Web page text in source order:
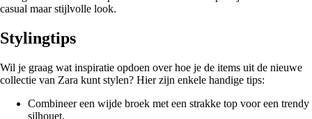
casual maar stijlvolle look.
Stylingtips
Wil je graag wat inspiratie opdoen over hoe je de items uit de nieuwe
collectie van Zara kunt stylen? Hier zijn enkele handige tips:
Combineer een wijde broek met een strakke top voor een trendy
silhouet.